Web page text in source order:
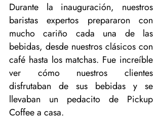
Durante la inauguración, nuestros
baristas expertos prepararon con
mucho cariño cada una de las
bebidas, desde nuestros clásicos con
café hasta los matchas. Fue increíble
ver cómo nuestros clientes
disfrutaban de sus bebidas y se
llevaban un pedacito de Pickup
Coffee a casa.